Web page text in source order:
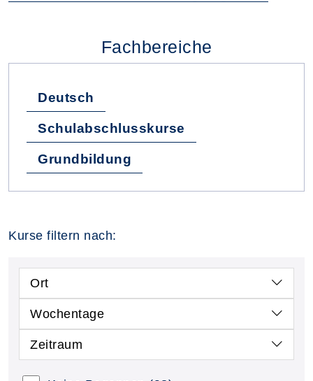
Fachbereiche
Deutsch
Schulabschlusskurse
Grundbildung
Kurse filtern nach:
Ort
Wochentage
Zeitraum